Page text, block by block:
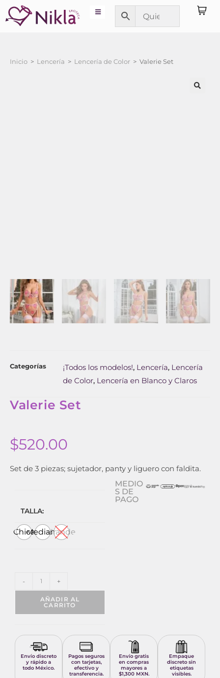
Inicio > Lencería > Lencería de Color > Valerie Set
Categorías ¡Todos los modelos!, Lencería, Lencería
de Color, Lencería en Blanco y Claros
Valerie Set
$520.00
Set de 3 piezas; sujetador, panty y liguero con faldita.
TALLA:
ChicaMedianaGrande
- +
AÑADIR AL
CARRITO
MEDIO
S DE
PAGO
Envío discreto
y rápido a
todo México.
Pagos seguros
con tarjetas,
efectivo y
transferencia.
Envío gratis
en compras
mayores a
$1,300 MXN.
Empaque
discreto sin
etiquetas
visibles.